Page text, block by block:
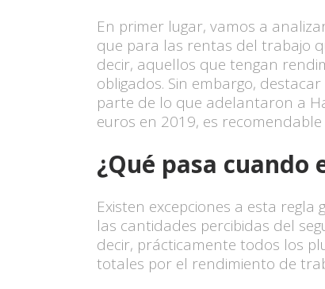
En primer lugar, vamos a
que para las rentas del trabajo
decir, aquellos que tengan
obligados. Sin embargo,
parte de lo que adelantaron a
euros en 2019, es
¿Qué pasa cuando
Existen excepciones a esta
las cantidades percibidas del
decir, prácticamente todos los
totales por el rendimiento de